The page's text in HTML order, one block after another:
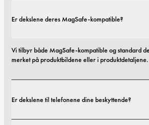
Er dekslene deres MagSafe-kompatible?
Vi tilbyr både MagSafe-kompatible og standard
merket på produktbildene eller i produktdetaljene.
Er dekslene til telefonene dine beskyttende?